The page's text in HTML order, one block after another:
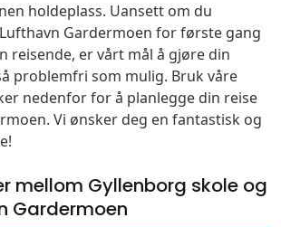
holdeplass. Uansett om du
Gardermoen for første gang
reisende, er vårt mål å gjøre din
problemfri som mulig. Bruk våre
nedenfor for å planlegge din reise
Vi ønsker deg en fantastisk og
mellom Gyllenborg skole og
Gardermoen